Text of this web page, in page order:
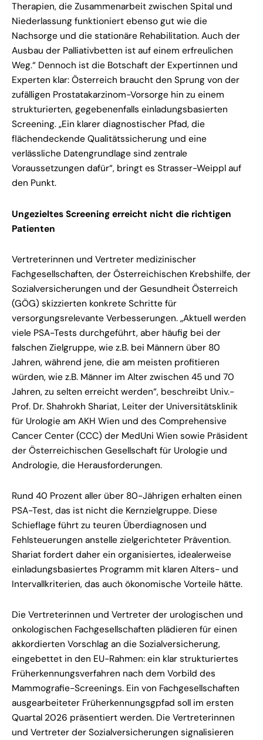
Therapien, die Zusammenarbeit zwischen Spital und
Niederlassung funktioniert ebenso gut wie die
Nachsorge und die stationäre Rehabilitation. Auch der
Ausbau der Palliativbetten ist auf einem erfreulichen
Weg.“ Dennoch ist die Botschaft der Expertinnen und
Experten klar: Österreich braucht den Sprung von der
zufälligen Prostatakarzinom-Vorsorge hin zu einem
strukturierten, gegebenenfalls einladungsbasierten
Screening. „Ein klarer diagnostischer Pfad, die
flächendeckende Qualitätssicherung und eine
verlässliche Datengrundlage sind zentrale
Voraussetzungen dafür“, bringt es Strasser-Weippl auf
den Punkt.
Ungezieltes Screening erreicht nicht die richtigen
Patienten
Vertreterinnen und Vertreter medizinischer
Fachgesellschaften, der Österreichischen Krebshilfe, der
Sozialversicherungen und der Gesundheit Österreich
(GÖG) skizzierten konkrete Schritte für
versorgungsrelevante Verbesserungen. „Aktuell werden
viele PSA-Tests durchgeführt, aber häufig bei der
falschen Zielgruppe, wie z.B. bei Männern über 80
Jahren, während jene, die am meisten profitieren
würden, wie z.B. Männer im Alter zwischen 45 und 70
Jahren, zu selten erreicht werden“, beschreibt Univ.-
Prof. Dr. Shahrokh Shariat, Leiter der Universitätsklinik
für Urologie am AKH Wien und des Comprehensive
Cancer Center (CCC) der MedUni Wien sowie Präsident
der Österreichischen Gesellschaft für Urologie und
Andrologie, die Herausforderungen.
Rund 40 Prozent aller über 80-Jährigen erhalten einen
PSA-Test, das ist nicht die Kernzielgruppe. Diese
Schieflage führt zu teuren Überdiagnosen und
Fehlsteuerungen anstelle zielgerichteter Prävention.
Shariat fordert daher ein organisiertes, idealerweise
einladungsbasiertes Programm mit klaren Alters- und
Intervallkriterien, das auch ökonomische Vorteile hätte.
Die Vertreterinnen und Vertreter der urologischen und
onkologischen Fachgesellschaften plädieren für einen
akkordierten Vorschlag an die Sozialversicherung,
eingebettet in den EU-Rahmen: ein klar strukturiertes
Früherkennungsverfahren nach dem Vorbild des
Mammografie-Screenings. Ein von Fachgesellschaften
ausgearbeiteter Früherkennungsgpfad soll im ersten
Quartal 2026 präsentiert werden. Die Vertreterinnen
und Vertreter der Sozialversicherungen signalisieren